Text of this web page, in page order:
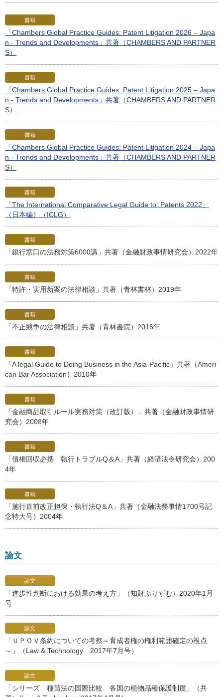
書籍
「Chambers Global Practice Guides: Patent Litigation 2026 – Japa
n - Trends and Developments」共著（CHAMBERS AND PARTNER
S）
書籍
「Chambers Global Practice Guides: Patent Litigation 2025 – Japa
n - Trends and Developments」共著（CHAMBERS AND PARTNER
S）
書籍
「Chambers Global Practice Guides: Patent Litigation 2024 – Japa
n - Trends and Developments」共著（CHAMBERS AND PARTNER
S）
書籍
「The International Comparative Legal Guide to: Patents 2022」
（日本編）（ICLG）
書籍
「銀行窓口の法務対策6000講」共著（金融財政事情研究会）2022年
書籍
「特許・実用新案の法律相談」共著（青林書林）2019年
書籍
「不正競争の法律相談」共著（青林書院）2016年
書籍
「A legal Guide to Doing Business in the Asia-Pacific」共著（Ameri
can Bar Association）2010年
書籍
「金融商品取引ルール実務対策（改訂版）」共著（金融財政事情研
究会）2008年
書籍
「債権回収必携 執行トラブルQ＆A」共著（経済法令研究会）200
4年
書籍
「施行直前改正担保・執行法Q＆A」共著（金融法務事情1700号記
念特大号）2004年
論文
論文
「進歩性判断における効果の考え方」（知財ぷりずむ）2020年1月
号
論文
「ＵＰＯＶ条約についての考察～育成者権の権利範囲確定の視点
～」（Law & Technology 2017年7月号）
論文
「シリーズ 種苗法の国際比較 各国の植物品種保護制度」（共